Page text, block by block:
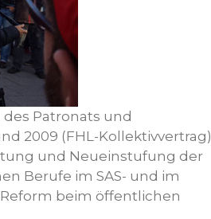
Patronats und
2009 (FHL-Kollektivvertrag)
und Neueinstufung der
Berufe im SAS- und im
beim öffentlichen